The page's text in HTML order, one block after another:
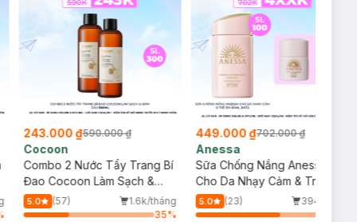
243.000 ₫590.000 ₫
Cocoon
Combo 2 Nước Tẩy Trang Bí
Đao Cocoon Làm Sạch &
Giảm Dầu 500ml
5.0 (57)
1.6k/tháng
35%
449.000 ₫702.000 ₫
Anessa
Sữa Chống Nắng Anessa
Cho Da Nhạy Cảm & Trẻ Em
60ml (Mới)
5.0 (23)
394/tháng